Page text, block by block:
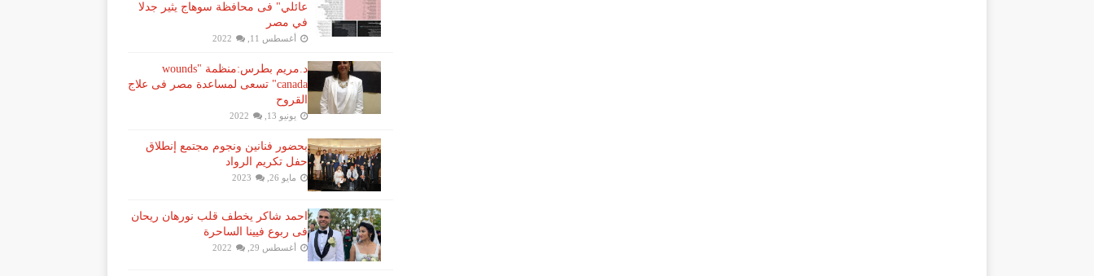
عائلي" فى محافظة سوهاج يثير جدلا
في مصر
أغسطس 11, 2022
د.مريم بطرس:منظمة "wounds
canada" تسعى لمساعدة مصر فى علاج
القروح
يونيو 13, 2022
بحضور فنانين ونجوم مجتمع إنطلاق
حفل تكريم الرواد
مايو 26, 2023
احمد شاكر يخطف قلب نورهان ريحان
فى ربوع فيينا الساحرة
أغسطس 29, 2022